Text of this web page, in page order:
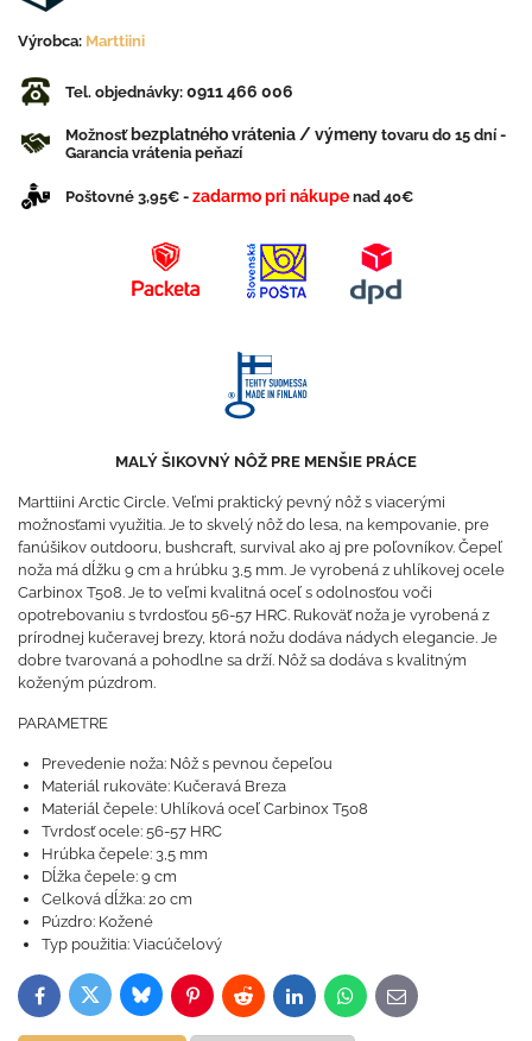
Výrobca: Marttiini
Tel. objednávky: 0911 466 006
Možnosťbezplatného vrátenia / výmeny tovaru do 15 dní -
Garancia vrátenia peňazí
Poštovné 3,95€ - zadarmo pri nákupe nad 40€
MALÝ ŠIKOVNÝ NÔŽ PRE MENŠIE PRÁCE
Marttiini Arctic Circle. Veľmi praktický pevný nôž s viacerými
možnosťami využitia. Je to skvelý nôž do lesa, na kempovanie, pre
fanúšikov outdooru, bushcraft, survival ako aj pre poľovníkov. Čepeľ
noža má dĺžku 9 cm a hrúbku 3,5 mm. Je vyrobená z uhlíkovej ocele
Carbinox T508. Je to veľmi kvalitná oceľ s odolnosťou voči
opotrebovaniu s tvrdosťou 56-57 HRC. Rukoväť noža je vyrobená z
prírodnej kučeravej brezy, ktorá nožu dodáva nádych elegancie. Je
dobre tvarovaná a pohodlne sa drží. Nôž sa dodáva s kvalitným
koženým púzdrom.
PARAMETRE
Prevedenie noža: Nôž s pevnou čepeľou
Materiál rukoväte: Kučeravá Breza
Materiál čepele: Uhlíková oceľ Carbinox T508
Tvrdosť ocele: 56-57 HRC
Hrúbka čepele: 3,5 mm
Dĺžka čepele: 9 cm
Celková dĺžka: 20 cm
Púzdro: Kožené
Typ použitia: Viacúčelový
FacebookTwitterBlueskyPinterestReddit LinkedInWhatsApp
E-
mail